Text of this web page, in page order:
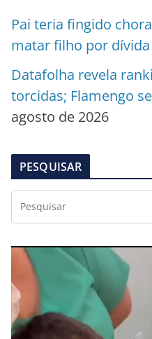
Pai teria fingido
matar filho por dívida
Datafolha revela
torcidas; Flamengo
agosto de 2026
PESQUISAR